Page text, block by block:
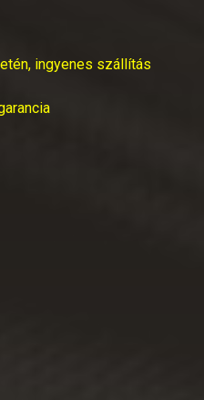
ingyenes szállítás